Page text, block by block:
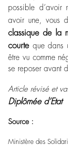
possible d’avoir
avoir une, vous
classique de la
courte que dans
être vu comme
se reposer avant
Article révisé et
Diplômée d’Etat
Source :
Ministère des